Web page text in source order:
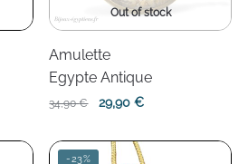
Out of stock
Amulette
Egypte Antique
34,90€
Le
initial
29,90€Le
actuel
-23%